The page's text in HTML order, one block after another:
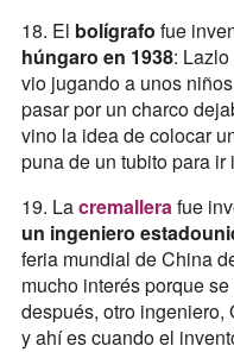
18. El bolígrafo fue
húngaro en 1938:
vio jugando a unos
pasar por un charco
vino la idea de colocar
puna de un tubito para
19. Lacremallerafue
un ingeniero
feria mundial de China
mucho interés porque
después, otro
y ahí es cuando el